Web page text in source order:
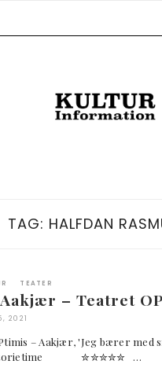
TAG: HALFDAN
TEATER
– Teatret
2021
– Aakjær, 'Jeg bærer med
✮✮✮✮✮ …